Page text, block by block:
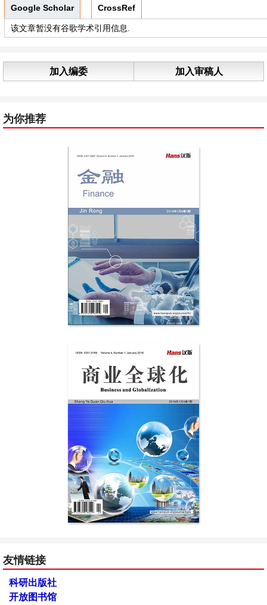
Google Scholar CrossRef
该文章暂没有谷歌学术引用信息.
加入编委 加入审稿人
为你推荐
友情链接
科研出版社
开放图书馆